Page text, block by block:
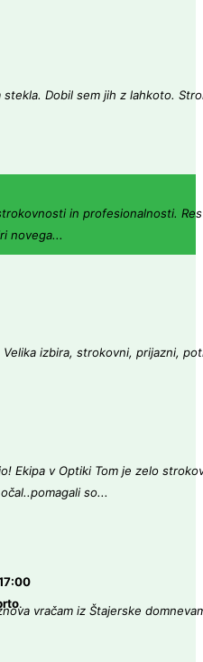
Dobil sem jih z lahkoto.
in profesionalnosti.
novega...
izbira, strokovni, prijazni,
Ekipa v Optiki Tom je zelo
so...
vračam iz Štajerske
.